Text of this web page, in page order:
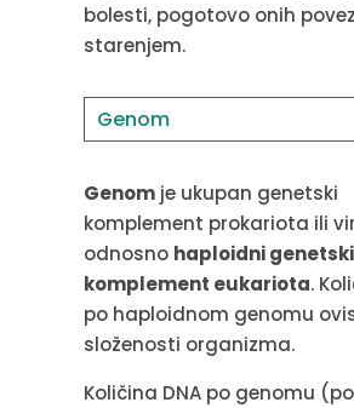
bolesti, pogotovo onih
starenjem.
Genom
Genomje ukupan genetski
komplement prokariota ili
odnosno haploidni genetski
komplement eukariota.
po haploidnom genomu
složenosti organizma.
Količina DNA po genomu (po